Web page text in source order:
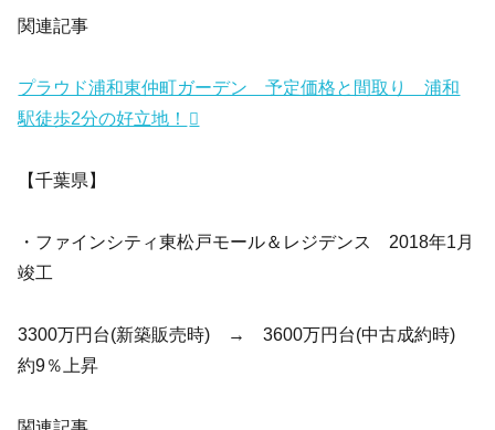
関連記事
プラウド浦和東仲町ガーデン 予定価格と間取り 浦和
駅徒歩2分の好立地！
【千葉県】
・ファインシティ東松戸モール＆レジデンス 2018年1月
竣工
3300万円台(新築販売時) → 3600万円台(中古成約時)
約9％上昇